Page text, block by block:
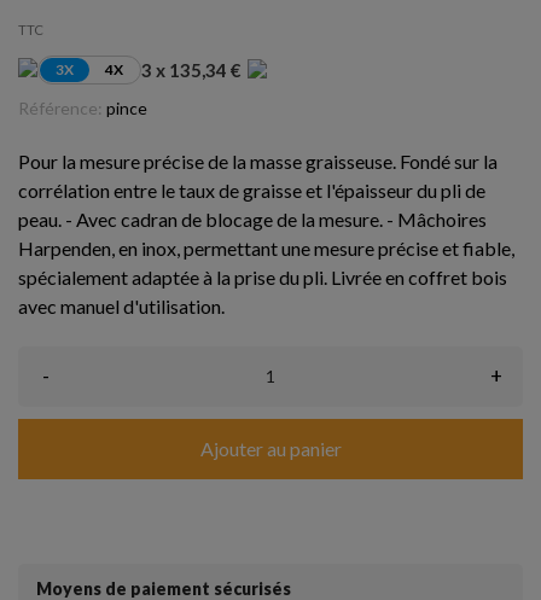
TTC
3X 4X 3 x 135,34 €
Référence: pince
Pour la mesure précise de la masse graisseuse. Fondé sur la
corrélation entre le taux de graisse et l'épaisseur du pli de
peau. - Avec cadran de blocage de la mesure. - Mâchoires
Harpenden, en inox, permettant une mesure précise et fiable,
spécialement adaptée à la prise du pli. Livrée en coffret bois
avec manuel d'utilisation.
- +
Ajouter au panier
Moyens de paiement sécurisés